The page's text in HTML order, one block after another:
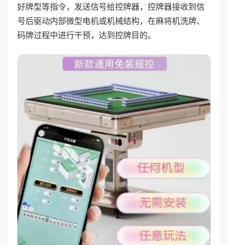
好牌型等指令，发送信号给控牌器，控牌器接收到信
号后驱动内部微型电机或机械结构，在麻将机洗牌、
码牌过程中进行干预，达到控牌目的。